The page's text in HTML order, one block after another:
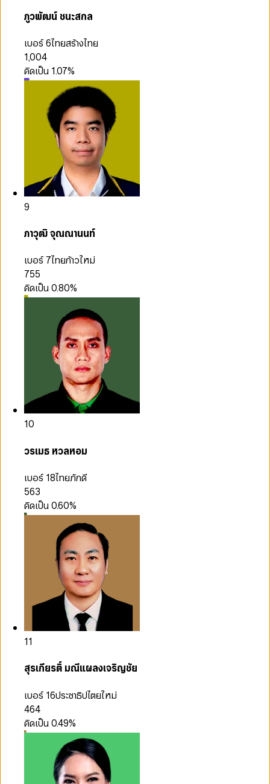
ภูวพัฒน์ ชนะสกล
เบอร์ 6ไทยสร้างไทย
1,004
คิดเป็น 1.07%
9
ภาวุฒิ จุณณานนท์
เบอร์ 7ไทยก้าวใหม่
755
คิดเป็น0.80%
10
วรเมธ หวลหอม
เบอร์ 18ไทยภักดี
563
คิดเป็น0.60%
11
สุรเกียรติ์ มณีแผลงเจริญชัย
เบอร์ 16ประชาธิปไตยใหม่
464
คิดเป็น0.49%